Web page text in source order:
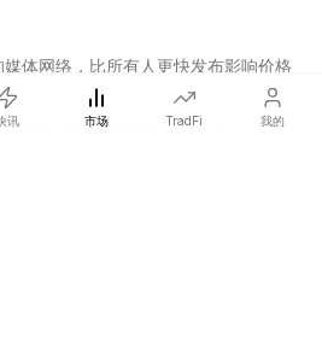
讯 市场 TradFi 我的
体网络，比所有人更快发布影响价格
Center, Sharjah, 839, UAE